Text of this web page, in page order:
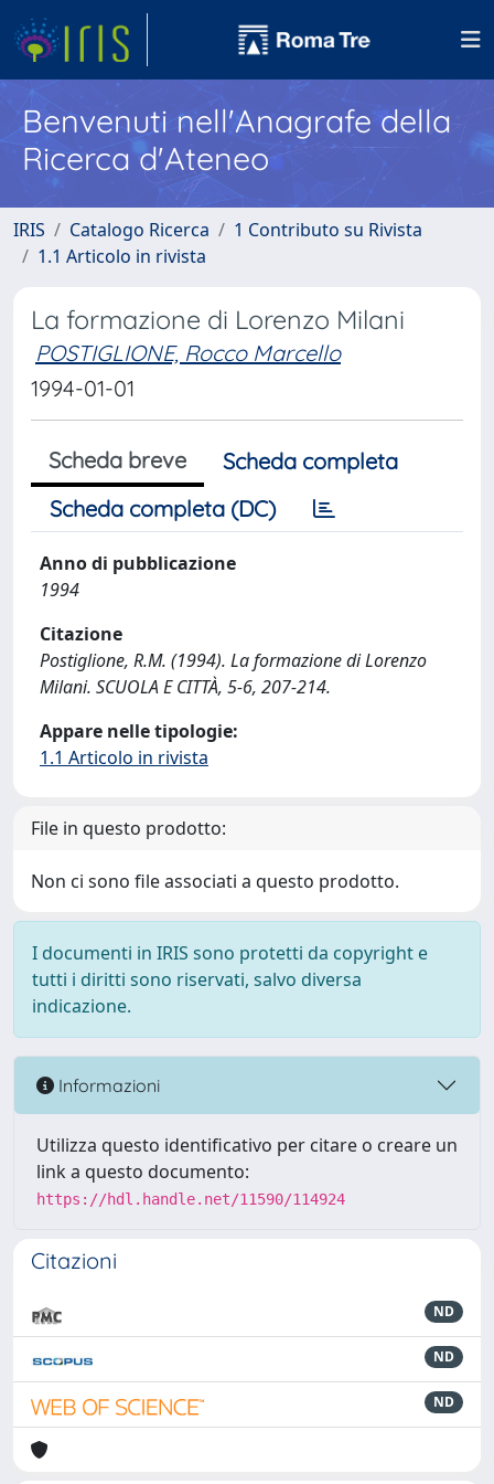
Benvenuti nell'Anagrafe della
Ricerca d'Ateneo
IRIS Catalogo Ricerca
1 Contributo su Rivista
1.1 Articolo in rivista
La formazione di Lorenzo Milani
POSTIGLIONE, Rocco Marcello
1994-01-01
Scheda breve
Scheda completa
Scheda completa (DC)
Anno di pubblicazione
1994
Citazione
Postiglione, R.M. (1994). La formazione di Lorenzo
Milani. SCUOLA E CITTÀ, 5-6, 207-214.
Appare nelle tipologie:
1.1 Articolo in rivista
File in questo prodotto:
Non ci sono file associati a questo prodotto.
I documenti in IRIS sono protetti da copyright e
tutti i diritti sono riservati, salvo diversa
indicazione.
Informazioni
Utilizza questo identificativo per citare o creare un
link a questo documento:
https://hdl.handle.net/11590/114924
Citazioni
ND
ND
ND